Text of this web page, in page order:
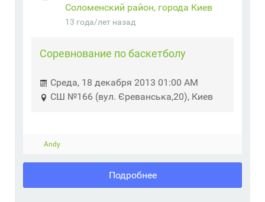
Соломенский район, города Киев
13 года/лет назад
Соревнование по баскетболу
Среда, 18 декабря 2013 01:00 AM
СШ №166 (вул. Єреванська,20), Киев
Andy
Подробнее